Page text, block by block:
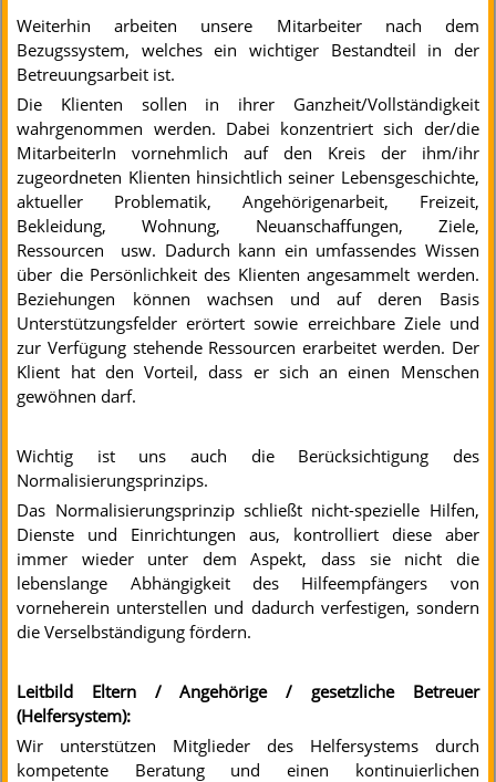
Weiterhin arbeiten unsere Mitarbeiter nach dem
Bezugssystem, welches ein wichtiger Bestandteil in der
Betreuungsarbeit ist.
Die Klienten sollen in ihrer Ganzheit/Vollständigkeit
wahrgenommen werden. Dabei konzentriert sich der/die
MitarbeiterIn vornehmlich auf den Kreis der ihm/ihr
zugeordneten Klienten hinsichtlich seiner Lebensgeschichte,
aktueller Problematik, Angehörigenarbeit, Freizeit,
Bekleidung, Wohnung, Neuanschaffungen, Ziele,
Ressourcen
usw. Dadurch kann ein umfassendes Wissen
über die Persönlichkeit des Klienten angesammelt werden.
Beziehungen können wachsen und auf deren Basis
Unterstützungsfelder erörtert sowie erreichbare Ziele und
zur Verfügung stehende Ressourcen erarbeitet werden. Der
Klient hat den Vorteil, dass er sich an einen Menschen
gewöhnen darf.
Wichtig ist uns auch die Berücksichtigung des
Normalisierungsprinzips.
Das Normalisierungsprinzip schließt nicht-spezielle Hilfen,
Dienste und Einrichtungen aus, kontrolliert diese aber
immer wieder unter dem Aspekt, dass sie nicht die
lebenslange Abhängigkeit des Hilfeempfängers von
vorneherein unterstellen und dadurch verfestigen, sondern
die Verselbständigung fördern.
Leitbild Eltern / Angehörige / gesetzliche Betreuer
(Helfersystem):
Wir unterstützen Mitglieder des Helfersystems durch
kompetente Beratung und einen kontinuierlichen